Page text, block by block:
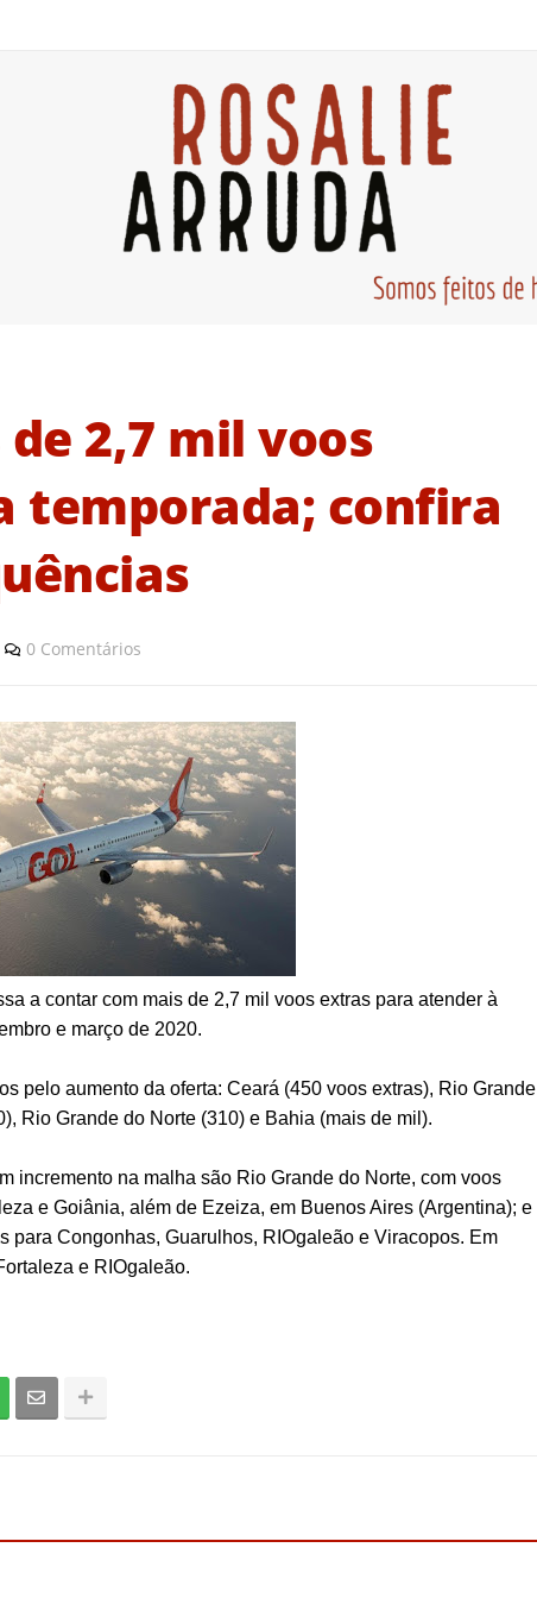
2,7 mil voos
temporada; confira
0 Comentários
a contar com mais de 2,7 mil voos extras para atender à
e março de 2020.
pelo aumento da oferta: Ceará (450 voos extras), Rio Grande
Rio Grande do Norte (310) e Bahia (mais de mil).
incremento na malha são Rio Grande do Norte, com voos
e Goiânia, além de Ezeiza, em Buenos Aires (Argentina); e
para Congonhas, Guarulhos, RIOgaleão e Viracopos. Em
e RIOgaleão.